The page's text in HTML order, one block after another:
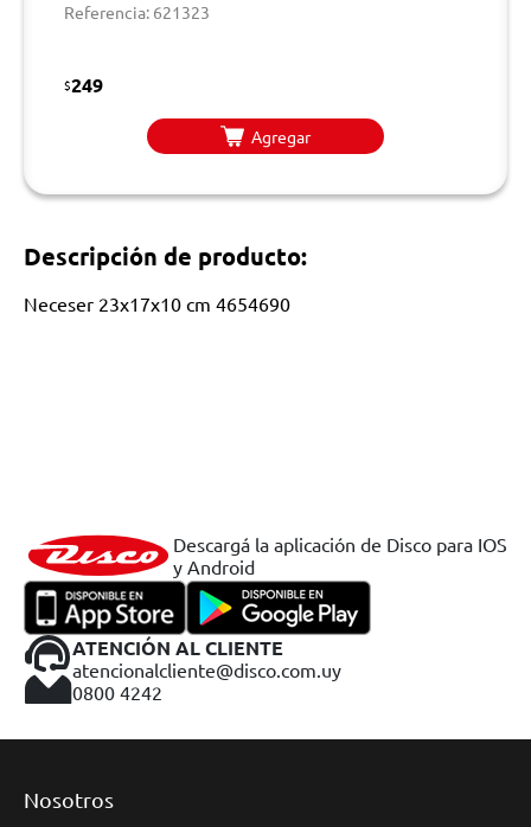
Referencia: 621323
$249
Agregar
Descripción de producto:
Neceser 23x17x10 cm 4654690
Descargá la aplicación de Disco para IOS
y Android
ATENCIÓN AL CLIENTE
atencionalcliente@disco.com.uy
0800 4242
Nosotros